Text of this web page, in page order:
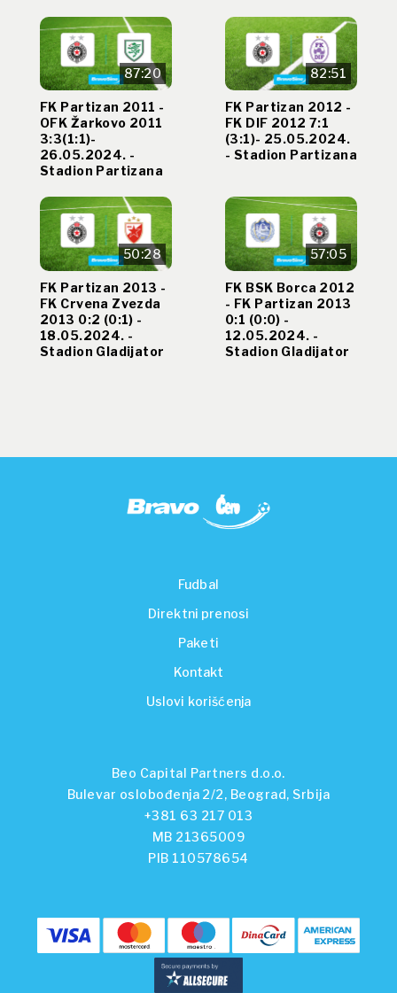
87:20
FK Partizan 2011 -
OFK Žarkovo 2011
3:3(1:1)-
26.05.2024. -
Stadion Partizana
82:51
FK Partizan 2012 -
FK DIF 2012 7:1
(3:1)- 25.05.2024.
- Stadion Partizana
50:28
FK Partizan 2013 -
FK Crvena Zvezda
2013 0:2 (0:1) -
18.05.2024. -
Stadion Gladijator
57:05
FK BSK Borca 2012
- FK Partizan 2013
0:1 (0:0) -
12.05.2024. -
Stadion Gladijator
Fudbal
Direktni prenosi
Paketi
Kontakt
Uslovi korišćenja
Beo Capital Partners d.o.o.
Bulevar oslobođenja 2/2, Beograd, Srbija
+381 63 217 013
MB 21365009
PIB 110578654